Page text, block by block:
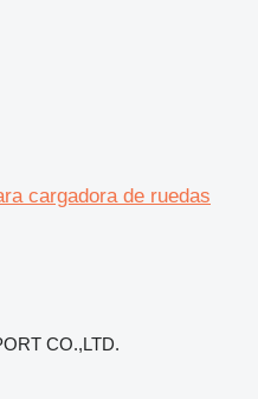
cargadora de ruedas
CO.,LTD.